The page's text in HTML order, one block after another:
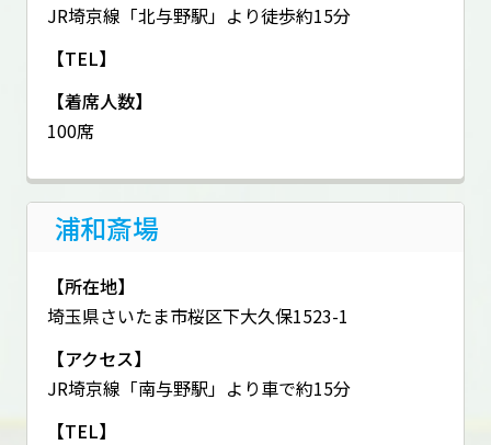
JR埼京線「北与野駅」より徒歩約15分
【TEL】
【着席人数】
100席
浦和斎場
【所在地】
埼玉県さいたま市桜区下大久保1523-1
【アクセス】
JR埼京線「南与野駅」より車で約15分
【TEL】